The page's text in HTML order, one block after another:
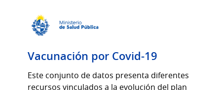
Vacunación por Covid-19
Este conjunto de datos presenta diferentes
recursos vinculados a la evolución del plan